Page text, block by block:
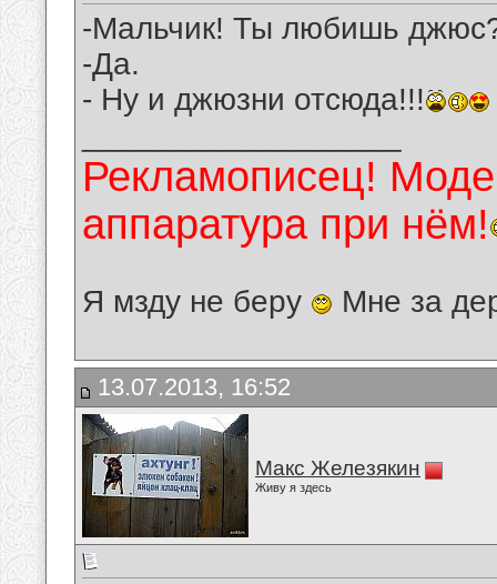
-Мальчик! Ты любишь
-Да.
- Ну и джюзни отсюда!!!
Рекламописец!
аппаратура при нём!
Я мзду не беру Мне за
13.07.2013, 16:52
Макс Железякин
Живу я здесь